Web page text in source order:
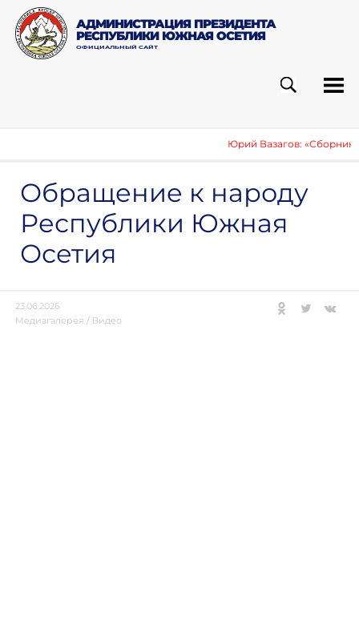
АДМИНИСТРАЦИЯ ПРЕЗИДЕНТА
РЕСПУБЛИКИ ЮЖНАЯ ОСЕТИЯ
ОФИЦИАЛЬНЫЙ САЙТ
ПОИСК
Юрий Вазагов: «Сборник о
Обращение к народу
Республики Южная
Осетия
23.06.2026
Медиагалерея / Видео